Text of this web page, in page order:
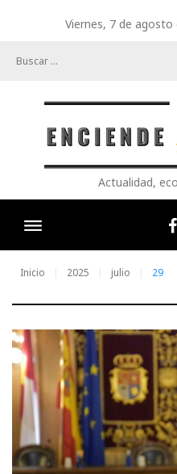
Viernes, 7 de agosto
Actualidad,
Inicio 2025 julio 29
Día:
29
de
julio
de
2025